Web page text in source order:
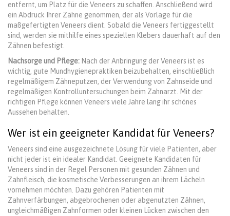
entfernt, um Platz für die Veneers zu schaffen. Anschließend wird
ein Abdruck Ihrer Zähne genommen, der als Vorlage für die
maßgefertigten Veneers dient. Sobald die Veneers fertiggestellt
sind, werden sie mithilfe eines speziellen Klebers dauerhaft auf den
Zähnen befestigt.
Nachsorge und Pflege: Nach der Anbringung der Veneers ist es
wichtig, gute Mundhygienepraktiken beizubehalten, einschließlich
regelmäßigem Zähneputzen, der Verwendung von Zahnseide und
regelmäßigen Kontrolluntersuchungen beim Zahnarzt. Mit der
richtigen Pflege können Veneers viele Jahre lang ihr schönes
Aussehen behalten.
Wer ist ein geeigneter Kandidat für Veneers?
Veneers sind eine ausgezeichnete Lösung für viele Patienten, aber
nicht jeder ist ein idealer Kandidat. Geeignete Kandidaten für
Veneers sind in der Regel Personen mit gesunden Zähnen und
Zahnfleisch, die kosmetische Verbesserungen an ihrem Lächeln
vornehmen möchten. Dazu gehören Patienten mit
Zahnverfärbungen, abgebrochenen oder abgenutzten Zähnen,
ungleichmäßigen Zahnformen oder kleinen Lücken zwischen den